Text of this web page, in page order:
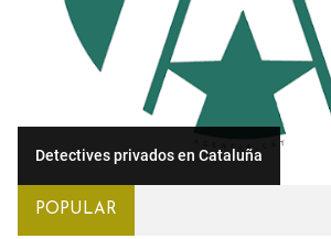
Detectives privados en Cataluña
POPULAR